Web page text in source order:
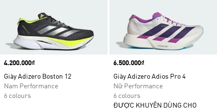
Price
4.200.000₫
Giày Adizero Boston 12
Nam Performance
6 colours
Price
6.500.000₫
Giày Adizero Adios Pro 4
Nữ Performance
6 colours
ĐƯỢC KHUYÊN DÙNG CHO